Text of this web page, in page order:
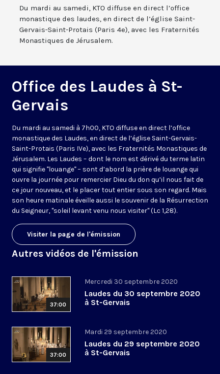
Du mardi au samedi, KTO diffuse en direct l’office
monastique des laudes, en direct de l’église Saint-
Gervais-Saint-Protais (Paris 4e), avec les Fraternités
Monastiques de Jérusalem.
Office des Laudes à St-
Gervais
Du mardi au samedi à 7h00, KTO diffuse en direct l’office
monastique des Laudes, en direct de l’église Saint-Gervais-
Saint-Protais (Paris IVe), avec les Fraternités Monastiques de
Jérusalem. Les Laudes – dont le nom est dérivé du terme latin
qui signifie "louange" – sont d’abord la prière de louange qui
ouvre la journée pour remercier Dieu du don qu’il nous fait de
ce jour nouveau, et le placer tout entier sous son regard. Mais
son heure matinale éveille aussi le souvenir de la Résurrection
du Seigneur, "soleil levant venu nous visiter" (Lc 1,28).
Visiter la page de l'émission
Autres vidéos de l'émission
37:00
Mercredi 30 septembre 2020
Laudes du 30 septembre 2020
à St-Gervais
37:00
Mardi 29 septembre 2020
Laudes du 29 septembre 2020
à St-Gervais